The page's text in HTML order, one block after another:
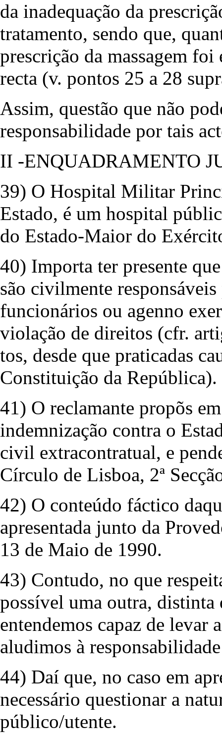
da inadequação da
tratamento, sendo que,
prescrição da massagem
recta (v. pontos 25 a 28
Assim, questão que não
responsabilidade por tais
II -ENQUADRAMENTO
39) O Hospital Militar
Estado, é um hospital
do Estado-Maior do
40) Importa ter presente
são civilmente
funcionários ou agenno
violação de direitos (cfr.
tos, desde que praticadas
Constituição da República).
41) O reclamante propõs
indemnização contra o
civil extracontratual, e
Círculo de Lisboa, 2ª
42) O conteúdo fáctico
apresentada junto da
13 de Maio de 1990.
43) Contudo, no que
possível uma outra, distinta
entendemos capaz de levar
aludimos à
44) Daí que, no caso em
necessário questionar a
público/utente.